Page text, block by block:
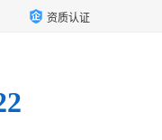
资质认证